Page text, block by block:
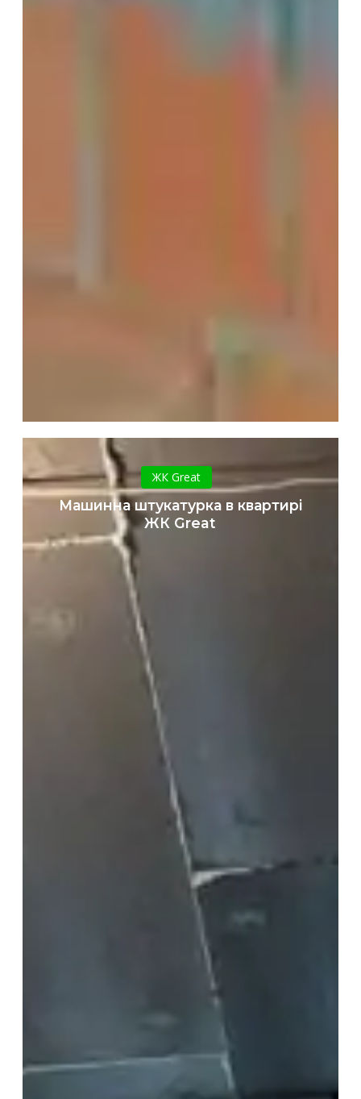
штукатурка
в
квартирі
ЖК
ЖК Great
Машинна штукатурка в квартирі
ЖК Great